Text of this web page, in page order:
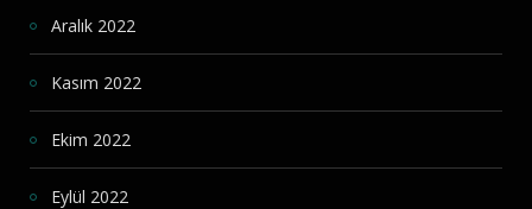
Aralık 2022
Kasım 2022
Ekim 2022
Eylül 2022